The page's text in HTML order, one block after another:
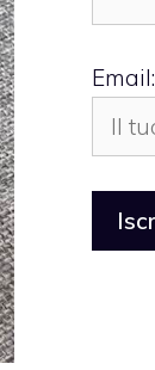
Email: